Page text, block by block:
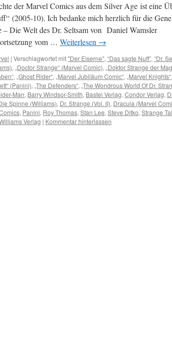
der Marvel Comics aus dem Silver Age ist eine
(2005-10). Ich bedanke mich herzlich für die
Die Welt des Dr. Seltsam von Daniel Wamsler
vom … Weiterlesen →
| Verschlagwortet mit"Der Eiserne", “Das sagte Nuff”, “Dr.
, „Doctor Strange“ (Marvel Comic), „Doktor Strange der
, „Ghost Rider“, „Marvel Jubiläum Comic“, „Marvel Knights“,
(Panini), „The Defenders“, „The Wondrous World Of Dr.
Man, Barry Windsor-Smith, Bastei Verlag, Condor Verlag,
Spinne (Williams), Dr. Strange (Vol. II), Dracula (Marvel
, Panini, Roy Thomas, Stan Lee, Steve Ditko, Strange
Verlag | Kommentar hinterlassen